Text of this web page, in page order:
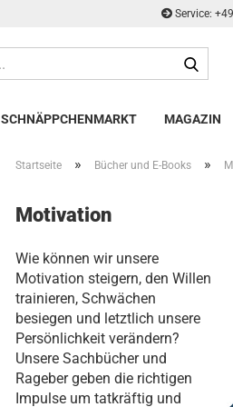
Service:
SCHNÄPPCHENMARKT MAGAZIN
Startseite » Bücher und E-Books »
Motivation
Wie können wir unsere
Motivation steigern, den Willen
trainieren, Schwächen
besiegen und letztlich unsere
Persönlichkeit verändern?
Unsere Sachbücher und
Rageber geben die richtigen
Impulse um tatkräftig und